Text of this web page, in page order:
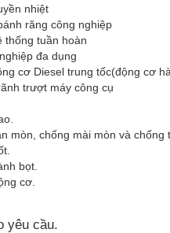
nhiệt
răng công nghiệp
thống tuần hoàn
đa dụng
cơ Diesel trung tốc(động cơ
trượt máy công cụ
mòn, chống mài mòn và chống
bọt.
cơ.
yêu cầu.